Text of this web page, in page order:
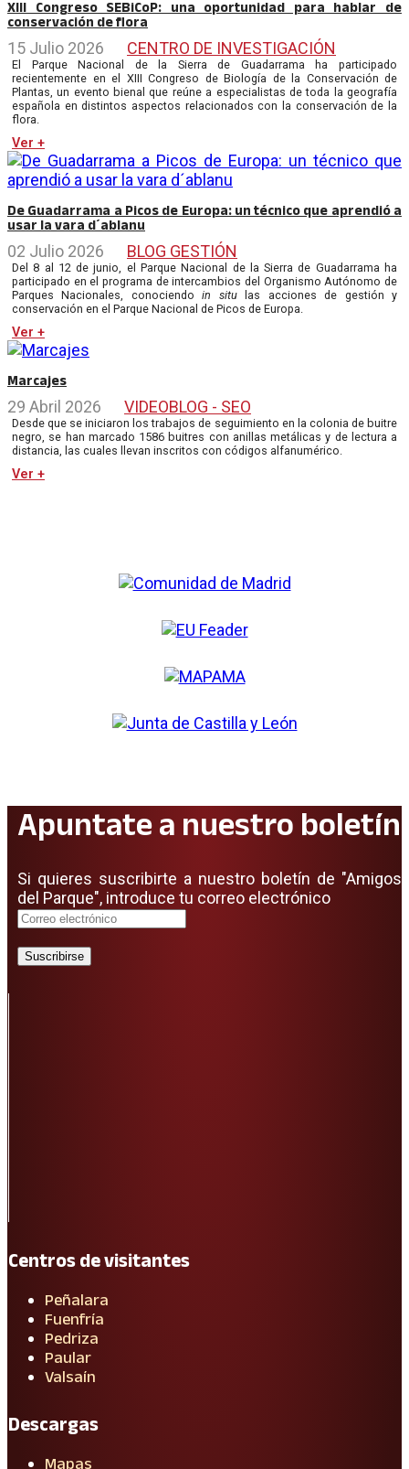
XIII Congreso SEBiCoP: una oportunidad para hablar de
conservación de flora
15 Julio 2026 CENTRO DE INVESTIGACIÓN
El Parque Nacional de la Sierra de Guadarrama ha participado
recientemente en el XIII Congreso de Biología de la Conservación de
Plantas, un evento bienal que reúne a especialistas de toda la geografía
española en distintos aspectos relacionados con la conservación de la
flora.
Ver +
De Guadarrama a Picos de Europa: un técnico que aprendió a
usar la vara d´ablanu
02 Julio 2026 BLOG GESTIÓN
Del 8 al 12 de junio, el Parque Nacional de la Sierra de Guadarrama ha
participado en el programa de intercambios del Organismo Autónomo de
Parques Nacionales, conociendoin situlas acciones de gestión y
conservación en el Parque Nacional de Picos de Europa.
Ver +
Marcajes
29 Abril 2026 VIDEOBLOG - SEO
Desde que se iniciaron los trabajos de seguimiento en la colonia de buitre
negro, se han marcado 1586 buitres con anillas metálicas y de lectura a
distancia, las cuales llevan inscritos con códigos alfanumérico.
Ver +
Apuntate a nuestro boletín
Si quieres suscribirte a nuestro boletín de "Amigos
del Parque", introduce tu correo electrónico
Suscribirse
Centros de visitantes
Peñalara
Fuenfría
Pedriza
Paular
Valsaín
Descargas
Mapas